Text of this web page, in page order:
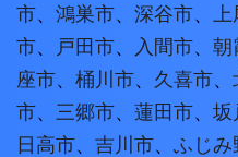
市、 鴻巣市、 深谷市、
市、 戸田市、 入間市、 朝
座市、 桶川市、 久喜市、
市、 三郷市、 蓮田市、 坂
日高市、 吉川市、 ふじみ